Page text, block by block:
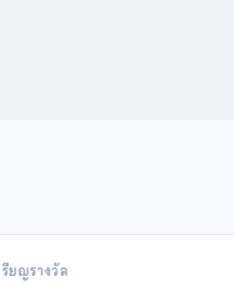
รียญรางวัล